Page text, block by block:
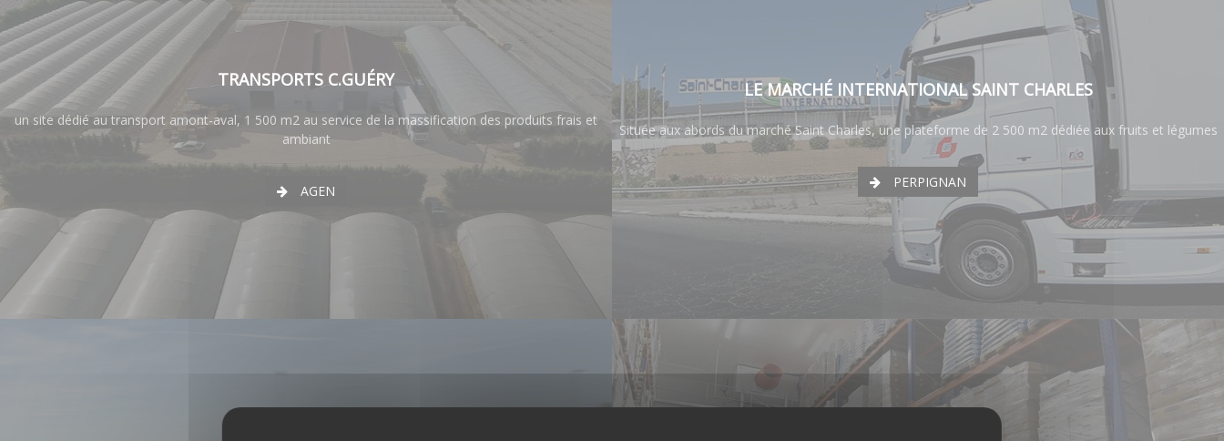
TRANSPORTS C.GUÉRY
un site dédié au transport amont-aval, 1 500 m2 au service de la massification des produits frais et
ambiant
AGEN
LE MARCHÉ INTERNATIONAL SAINT CHARLES
Située aux abords du marché Saint Charles, une plateforme de 2 500 m2 dédiée aux fruits et légumes
PERPIGNAN